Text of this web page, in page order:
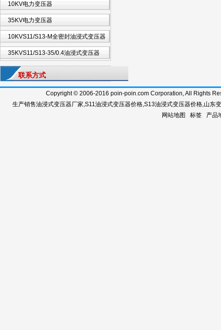
10KV电力变压器
35KV电力变压器
10KVS11/S13-M全密封油浸式变压器
35KVS11/S13-35/0.4油浸式变压器
联系方式
Copyright © 2006-2016 poin-poin.com Corporation, All Rights
生产销售油浸式变压器厂家,S11油浸式变压器价格,S13油浸式变压器价格,山东
网站地图
标签 产品